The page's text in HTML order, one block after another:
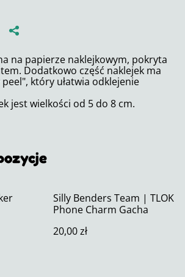
na papierze naklejkowym, pokryta
Dodatkowo część naklejek ma
który ułatwia odklejenie
jest wielkości od 5 do 8 cm.
Silly Benders Team | TLOK
Phone Charm Gacha
20,00 zł